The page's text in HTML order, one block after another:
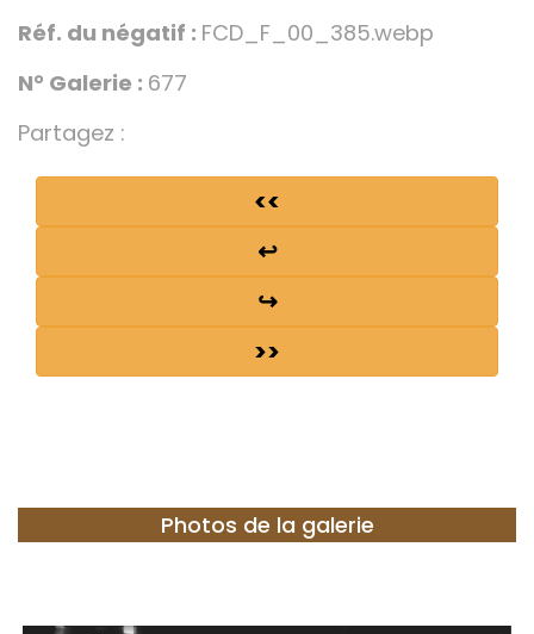
Réf. du négatif : FCD_F_00_385.webp
N° Galerie : 677
Partagez :
<<
↩
↪
>>
Photos de la galerie